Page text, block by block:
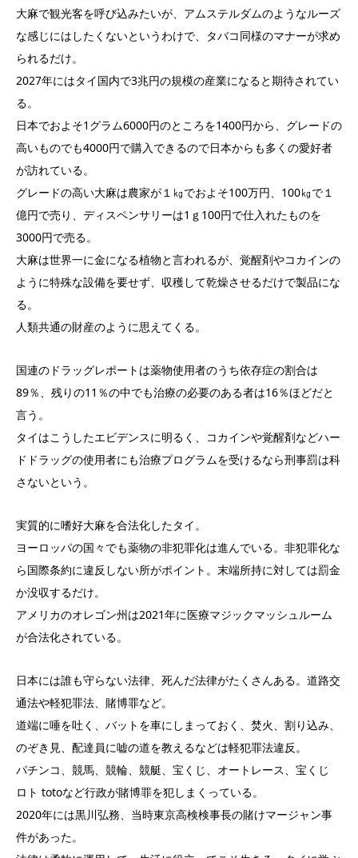
大麻で観光客を呼び込みたいが、アムステルダムのようなルーズ
な感じにはしたくないというわけで、タバコ同様のマナーが求め
られるだけ。
2027年にはタイ国内で3兆円の規模の産業になると期待されてい
る。
日本でおよそ1グラム6000円のところを1400円から、グレードの
高いものでも4000円で購入できるので日本からも多くの愛好者
が訪れている。
グレードの高い大麻は農家が１㎏でおよそ100万円、100㎏で１
億円で売り、ディスペンサリーは1ｇ100円で仕入れたものを
3000円で売る。
大麻は世界一に金になる植物と言われるが、覚醒剤やコカインの
ように特殊な設備を要せず、収穫して乾燥させるだけで製品にな
る。
人類共通の財産のように思えてくる。
国連のドラッグレポートは薬物使用者のうち依存症の割合は
89％、残りの11％の中でも治療の必要のある者は16％ほどだと
言う。
タイはこうしたエビデンスに明るく、コカインや覚醒剤などハー
ドドラッグの使用者にも治療プログラムを受けるなら刑事罰は科
さないという。
実質的に嗜好大麻を合法化したタイ。
ヨーロッパの国々でも薬物の非犯罪化は進んでいる。非犯罪化な
ら国際条約に違反しない所がポイント。末端所持に対しては罰金
か没収するだけ。
アメリカのオレゴン州は2021年に医療マジックマッシュルーム
が合法化されている。
日本には誰も守らない法律、死んだ法律がたくさんある。道路交
通法や軽犯罪法、賭博罪など。
道端に唾を吐く、バットを車にしまっておく、焚火、割り込み、
のぞき見、配達員に嘘の道を教えるなどは軽犯罪法違反。
パチンコ、競馬、競輪、競艇、宝くじ、オートレース、宝くじ
ロト totoなど行政が賭博罪を犯しまくっている。
2020年には黒川弘務、当時東京高検検事長の賭けマージャン事
件があった。